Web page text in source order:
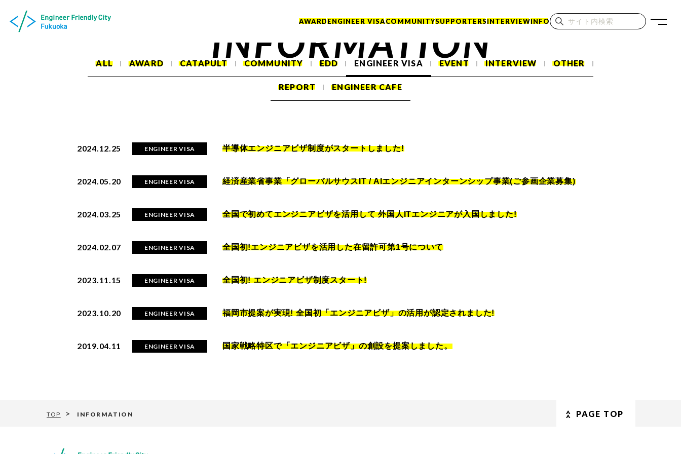
AWARDENGINEER VISACOMMUNITYSUPPORTERSINTERVIEWINFO
INFORMATION
ALL AWARD CATAPULT COMMUNITY EDD ENGINEER VISA EVENT INTERVIEW OTHER
REPORT ENGINEER CAFE
2024.12.25 ENGINEER VISA 半導体エンジニアビザ制度がスタートしました!
2024.05.20 ENGINEER VISA 経済産業省事業「グローバルサウスIT / AIエンジニアインターンシップ事業(ご参画企業募集)
2024.03.25 ENGINEER VISA 全国で初めてエンジニアビザを活用して 外国人ITエンジニアが入国しました!
2024.02.07 ENGINEER VISA 全国初!エンジニアビザを活用した在留許可第1号について
2023.11.15 ENGINEER VISA 全国初! エンジニアビザ制度スタート!
2023.10.20 ENGINEER VISA 福岡市提案が実現! 全国初「エンジニアビザ」の活用が認定されました!
2019.04.11 ENGINEER VISA 国家戦略特区で「エンジニアビザ」の創設を提案しました。
TOP INFORMATION PAGE TOP